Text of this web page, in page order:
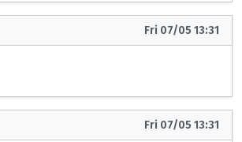
Fri 07/05 13:31
Fri 07/05 13:31